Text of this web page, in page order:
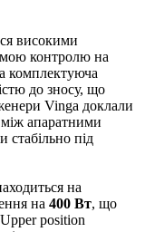
високими
контролю на
комплектуюча
до зносу, що
Vinga доклали
апаратними
стабільно під
на
на 400 Вт, що
Upper position